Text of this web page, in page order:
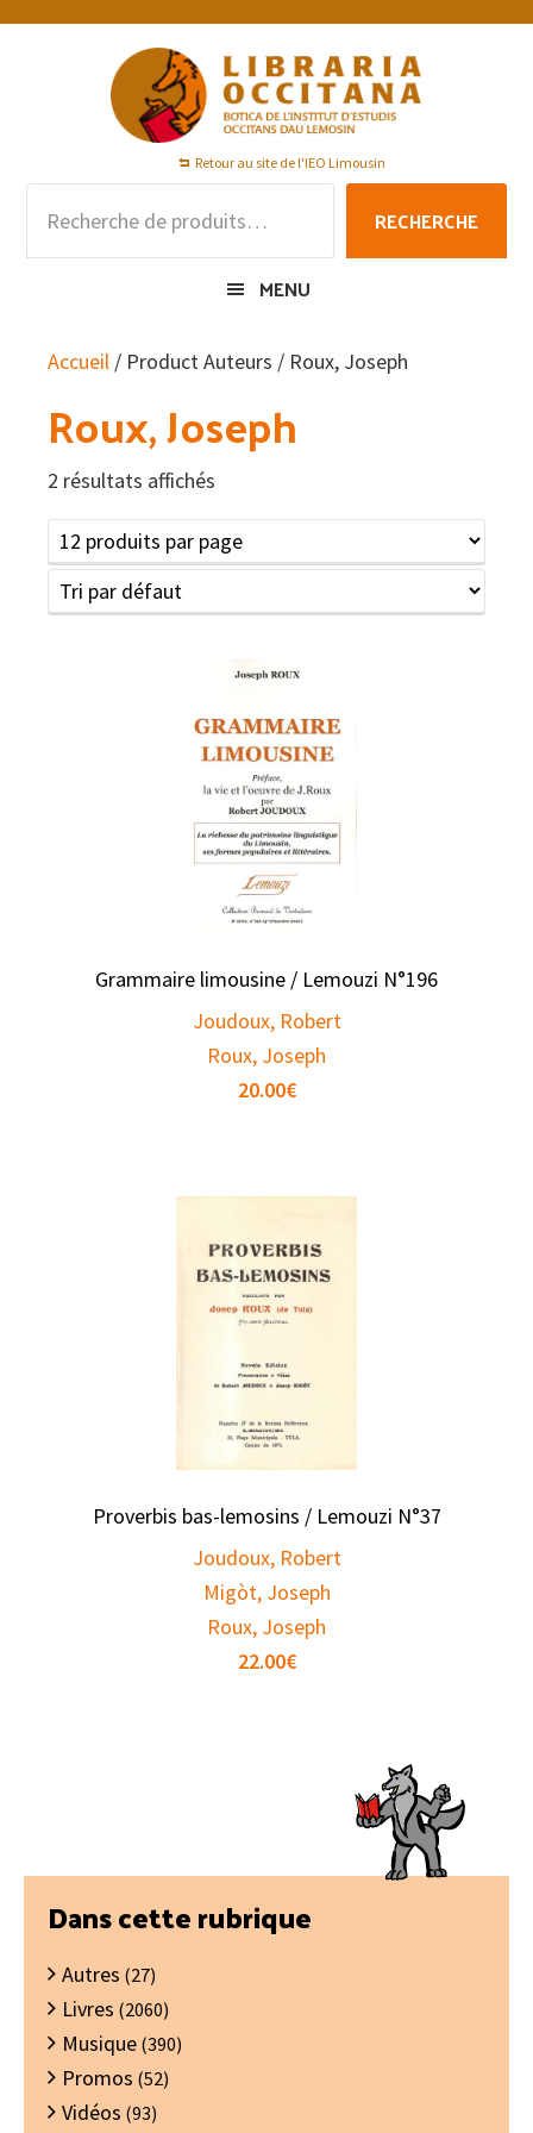
Passer
Passer
Passer
Retour au site de l'IEO Limousin
pour :
RECHERCHE
MENU
Accueil / Product Auteurs / Roux, Joseph
Roux, Joseph
2 résultats affichés
Grammaire limousine / Lemouzi N°196
Joudoux, Robert
Roux, Joseph
20.00€
Proverbis bas-lemosins / Lemouzi N°37
Joudoux, Robert
Migòt, Joseph
Roux, Joseph
22.00€
Barre
latérale
principale
Dans cette rubrique
Autres (27)
Livres (2060)
Musique (390)
Promos (52)
Vidéos (93)